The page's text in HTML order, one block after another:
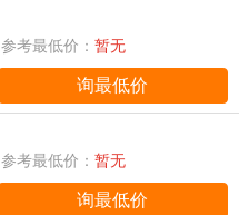
参考最低价： 暂无
询最低价
参考最低价： 暂无
询最低价